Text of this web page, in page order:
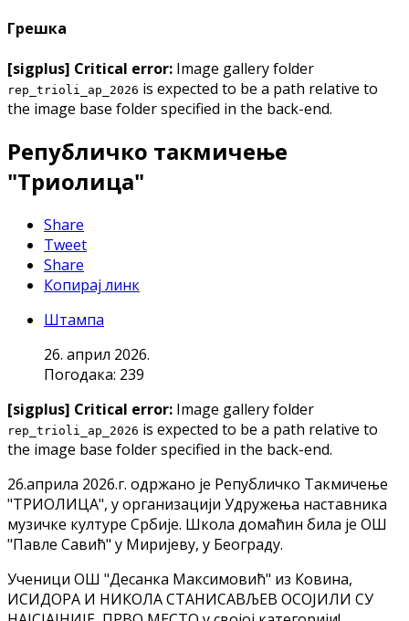
Грешка
[sigplus] Critical error: Image gallery folder
rep_trioli_ap_2026 is expected to be a path relative to
the image base folder specified in the back-end.
Републичко такмичење
"Триолица"
Share
Tweet
Share
Копирај линк
Штампа
26. април 2026.
Погодака: 239
[sigplus] Critical error: Image gallery folder
rep_trioli_ap_2026 is expected to be a path relative to
the image base folder specified in the back-end.
26.априла 2026.г. одржано је Републичко Такмичење
"ТРИОЛИЦА", у организацији Удружења наставника
музичке културе Србије. Школа домаћин била је ОШ
"Павле Савић" у Миријеву, у Београду.
Ученици ОШ "Десанка Максимовић" из Ковина,
ИСИДОРА И НИКОЛА СТАНИСАВЉЕВ ОСОЈИЛИ СУ